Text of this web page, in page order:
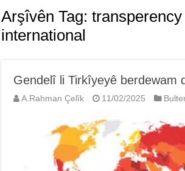
Arşîvên Tag:transperency
international
Gendelî li Tirkîyeyê berdewam
A.Rahman Çelîk 11/02/2025